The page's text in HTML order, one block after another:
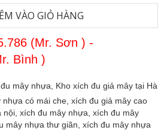
VÀO GIỎ HÀNG
(Mr. Sơn ) -
Bình )
mây nhựa, Kho xích đu giả mây tại Hà
có mái che, xích đu giả mây cao
xích đu mây nhựa, xích đu mây
mây nhựa thư giãn, xích đu mây nhựa